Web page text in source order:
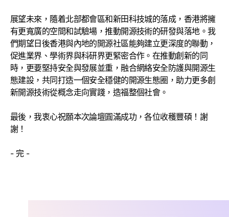
展望未來，隨着北部都會區和新田科技城的落成，香港將擁
有更寬廣的空間和試驗場，推動開源技術的研發與落地。我
們期望日後香港與內地的開源社區能夠建立更深度的聯動，
促進業界、學術界與科研界更緊密合作。在推動創新的同
時，更要堅持安全與發展並重，融合網絡安全防護與開源生
態建設，共同打造一個安全穩健的開源生態圈，助力更多創
新開源技術從概念走向實踐，造福整個社會。
最後，我衷心祝願本次論壇圓滿成功，各位收穫豐碩！謝
謝！
- 完 -